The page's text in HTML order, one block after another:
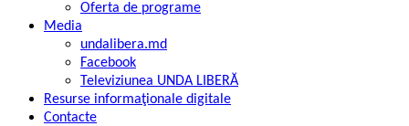
Oferta de programe
Media
undalibera.md
Facebook
Televiziunea UNDA LIBERĂ
Resurse informaţionale digitale
Contacte